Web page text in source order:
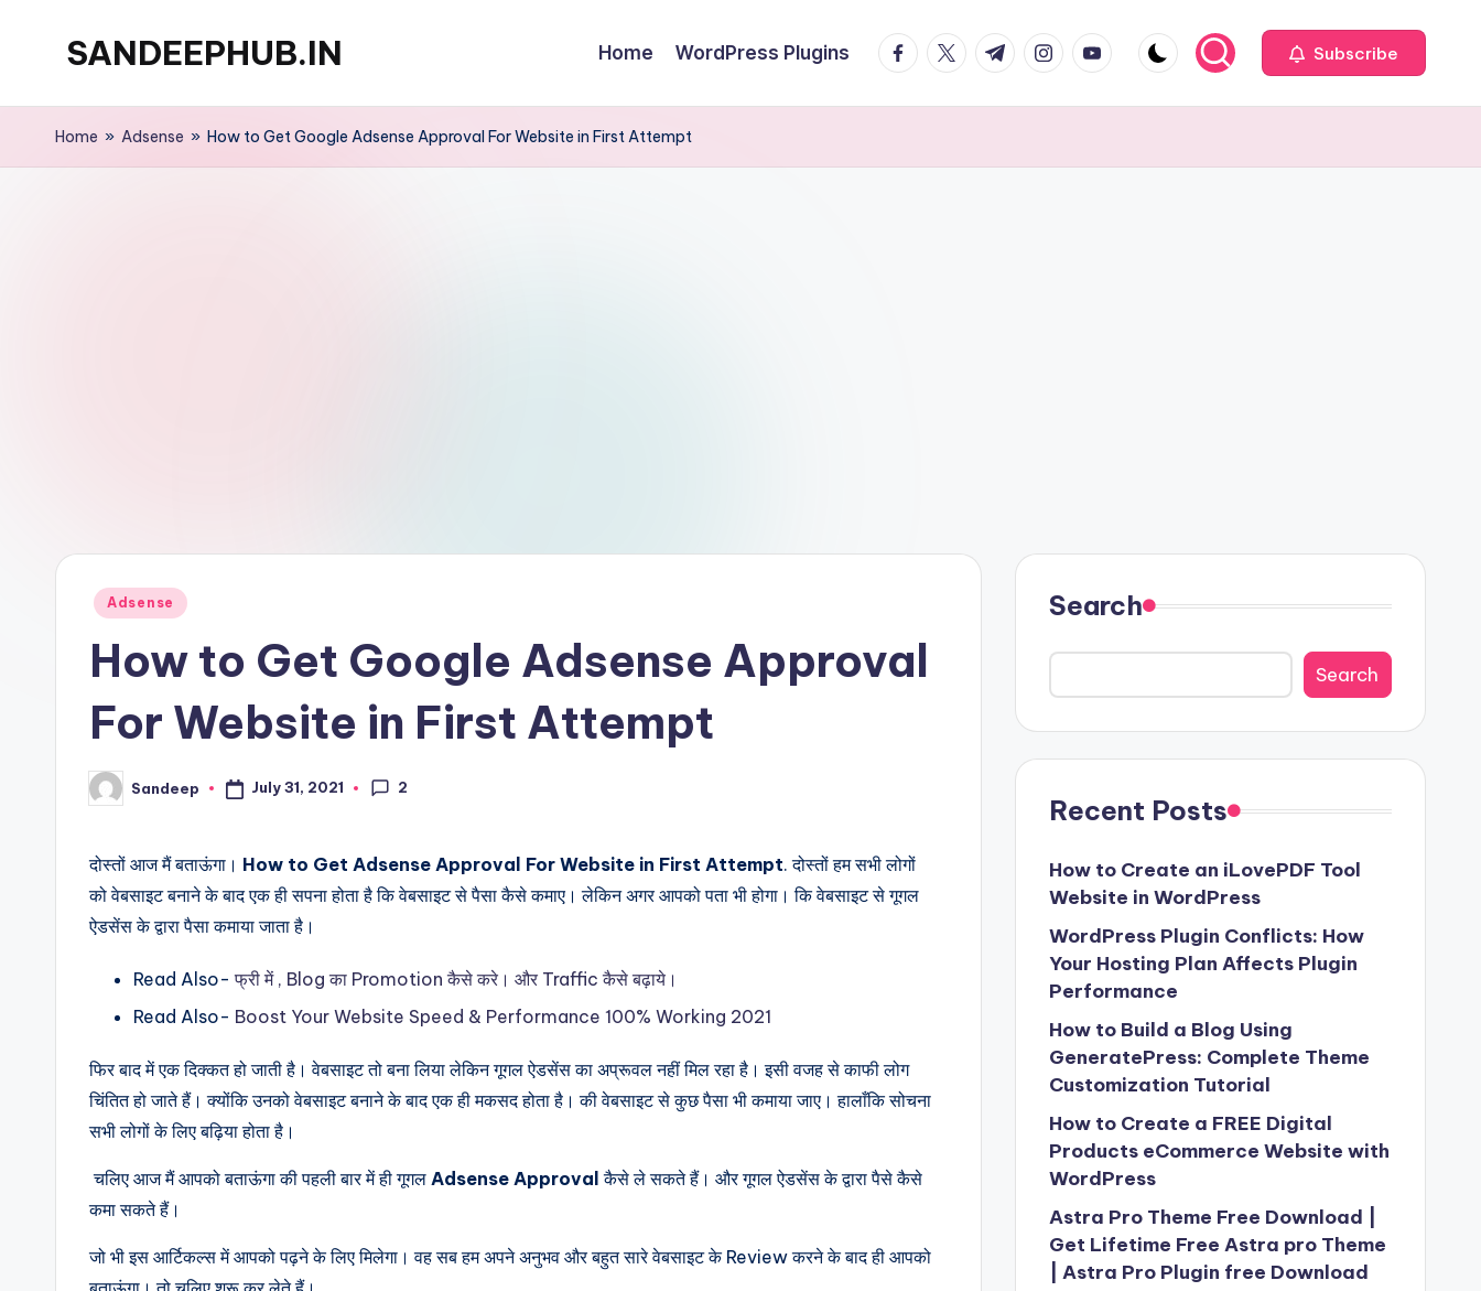
SANDEEPHUB.IN Home WordPress Plugins facebook.com
twitter.com
t.me instagram.com
youtube.com Subscribe
Home » Adsense » How to Get Google Adsense Approval For Website in First Attempt
Posted
Adsense
How to Get Google Adsense Approval
For Website in First Attempt
Posted
by
Sandeep July 31, 2021 2
दोस्तों आज मैं बताऊंगा। How to Get Adsense Approval For Website in First Attempt. दोस्तों हम सभी लोगों
को वेबसाइट बनाने के बाद एक ही सपना होता है कि वेबसाइट से पैसा कैसे कमाए। लेकिन अगर आपको पता भी होगा। कि वेबसाइट से गूगल
ऐडसेंस के द्वारा पैसा कमाया जाता है।
Read Also-फ्री में , Blog का Promotion कैसे करे। और Traffic कैसे बढ़ाये।
Read Also- Boost Your Website Speed & Performance 100% Working 2021
फिर बाद में एक दिक्कत हो जाती है। वेबसाइट तो बना लिया लेकिन गूगल ऐडसेंस का अप्रूवल नहीं मिल रहा है। इसी वजह से काफी लोग
चिंतित हो जाते हैं। क्योंकि उनको वेबसाइट बनाने के बाद एक ही मकसद होता है। की वेबसाइट से कुछ पैसा भी कमाया जाए। हालाँकि सोचना
सभी लोगों के लिए बढ़िया होता है।
चलिए आज मैं आपको बताऊंगा की पहली बार में ही गूगल Adsense Approval कैसे ले सकते हैं। और गूगल ऐडसेंस के द्वारा पैसे कैसे
कमा सकते हैं।
जो भी इस आर्टिकल्स में आपको पढ़ने के लिए मिलेगा। वह सब हम अपने अनुभव और बहुत सारे वेबसाइट के Review करने के बाद ही आपको
Search
Search
Recent Posts
How to Create an iLovePDF Tool
Website in WordPress
WordPress Plugin Conflicts: How
Your Hosting Plan Affects Plugin
Performance
How to Build a Blog Using
GeneratePress: Complete Theme
Customization Tutorial
How to Create a FREE Digital
Products eCommerce Website with
WordPress
Astra Pro Theme Free Download |
Get Lifetime Free Astra pro Theme
| Astra Pro Plugin free Download